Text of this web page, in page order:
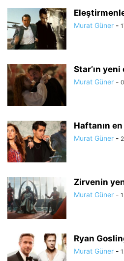
Murat Güner -
Star’ın
Murat Güner -
Haftanın
Murat Güner -
Zirvenin
Murat Güner -
Ryan
Murat Güner -